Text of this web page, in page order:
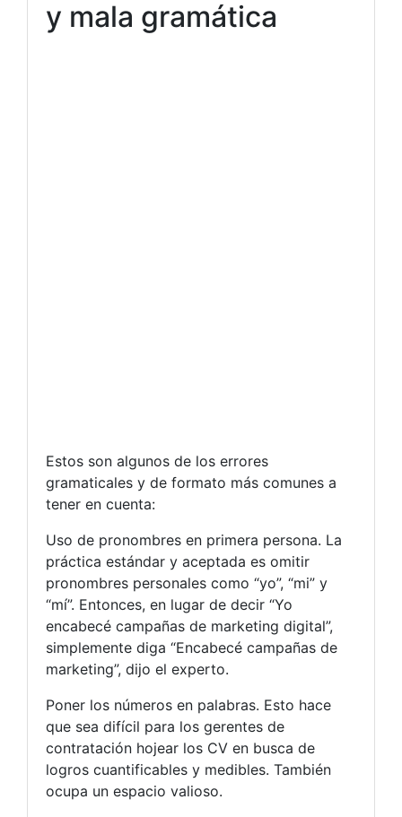
y mala gramática
Estos son algunos de los errores
gramaticales y de formato más comunes a
tener en cuenta:
Uso de pronombres en primera persona. La
práctica estándar y aceptada es omitir
pronombres personales como “yo”, “mi” y
“mí”. Entonces, en lugar de decir “Yo
encabecé campañas de marketing digital”,
simplemente diga “Encabecé campañas de
marketing”, dijo el experto.
Poner los números en palabras. Esto hace
que sea difícil para los gerentes de
contratación hojear los CV en busca de
logros cuantificables y medibles. También
ocupa un espacio valioso.